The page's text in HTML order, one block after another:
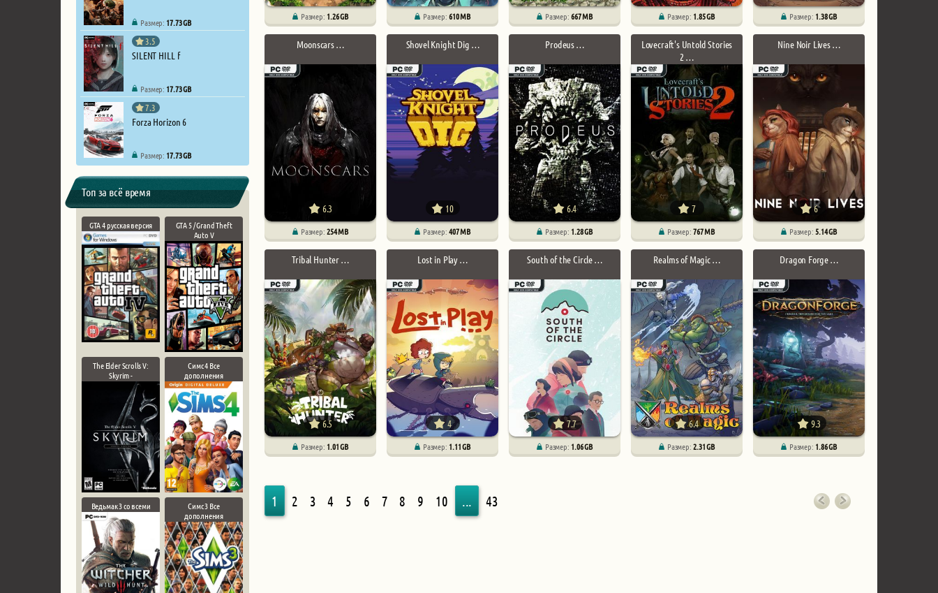
Размер: 17.73 GB
3.5
SILENT HILL f
Размер: 17.73 GB
7.3
Forza Horizon 6
Размер: 17.73 GB
Топ за всё время
GTA 4 русская версия
GTA 5 / Grand Theft
Auto V
The Elder Scrolls V:
Skyrim -
Симс 4 Все
дополнения
Ведьмак 3 со всеми
Симс 3 Все
дополнения
Размер: 1.26 GB Размер:610 MB Размер:667 MB Размер: 1.85 GB Размер: 1.38 GB
Moonscars …
6.3
Размер:254 MB
Shovel Knight Dig …
10
Размер:407 MB
Prodeus …
6.4
Размер: 1.28 GB
Lovecraft's Untold Stories
2 …
7
Размер:767 MB
Nine Noir Lives …
6
Размер:5.14 GB
Tribal Hunter …
6.5
Размер: 1.01 GB
Lost in Play …
4
Размер: 1.11 GB
South of the Circle …
7.7
Размер: 1.06 GB
Realms of Magic …
6.4
Размер:2.31 GB
Dragon Forge …
9.3
Размер: 1.86 GB
1 2 3 4 5 6 7 8 9 10 ... 43